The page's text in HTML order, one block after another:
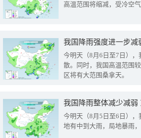
高温范围将缩减，受冷空
今明天（8月6日至7日）
散。同时，我国高温范围
区将有大范围桑拿天。
我国降雨整体减少减弱
今明天（8月5日至6日）
地有中到大雨，局地暴雨